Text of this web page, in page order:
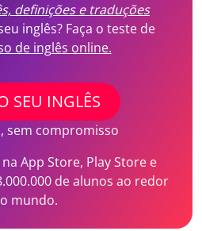
definições e traduções
inglês? Faça o teste de
de inglês online.
SEU INGLÊS
sem compromisso
na App Store, Play Store e
de alunos ao redor
mundo.